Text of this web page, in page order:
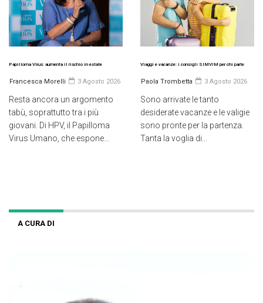
Papilloma Virus: aumenta il rischio in estate
Francesca Morelli 3 Agosto 2026
Resta ancora un argomento
tabù, soprattutto tra i più
giovani. Di HPV, il Papilloma
Virus Umano, che espone...
Viaggi e vacanze: i consigli SIMVIM per chi parte
Paola Trombetta 3 Agosto 2026
Sono arrivate le tanto
desiderate vacanze e le valigie
sono pronte per la partenza.
Tanta la voglia di...
A CURA DI